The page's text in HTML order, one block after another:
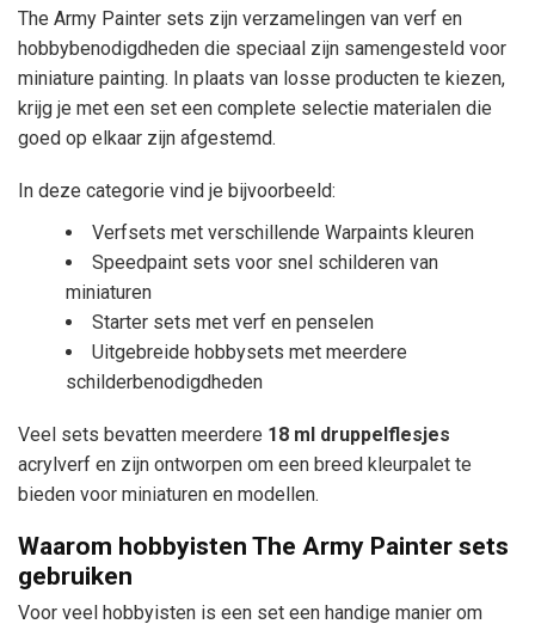
The Army Painter sets zijn verzamelingen van verf en
hobbybenodigdheden die speciaal zijn samengesteld voor
miniature painting. In plaats van losse producten te kiezen,
krijg je met een set een complete selectie materialen die
goed op elkaar zijn afgestemd.
In deze categorie vind je bijvoorbeeld:
Verfsets met verschillende Warpaints kleuren
Speedpaint sets voor snel schilderen van
miniaturen
Starter sets met verf en penselen
Uitgebreide hobbysets met meerdere
schilderbenodigdheden
Veel sets bevatten meerdere 18 ml druppelflesjes
acrylverf en zijn ontworpen om een breed kleurpalet te
bieden voor miniaturen en modellen.
Waarom hobbyisten The Army Painter sets
gebruiken
Voor veel hobbyisten is een set een handige manier om